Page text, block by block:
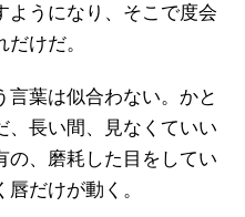
ようになり、そこで度会
けだ。
言葉は似合わない。かと
、長い間、見なくていい
の、磨耗した目をしてい
だけが動く。